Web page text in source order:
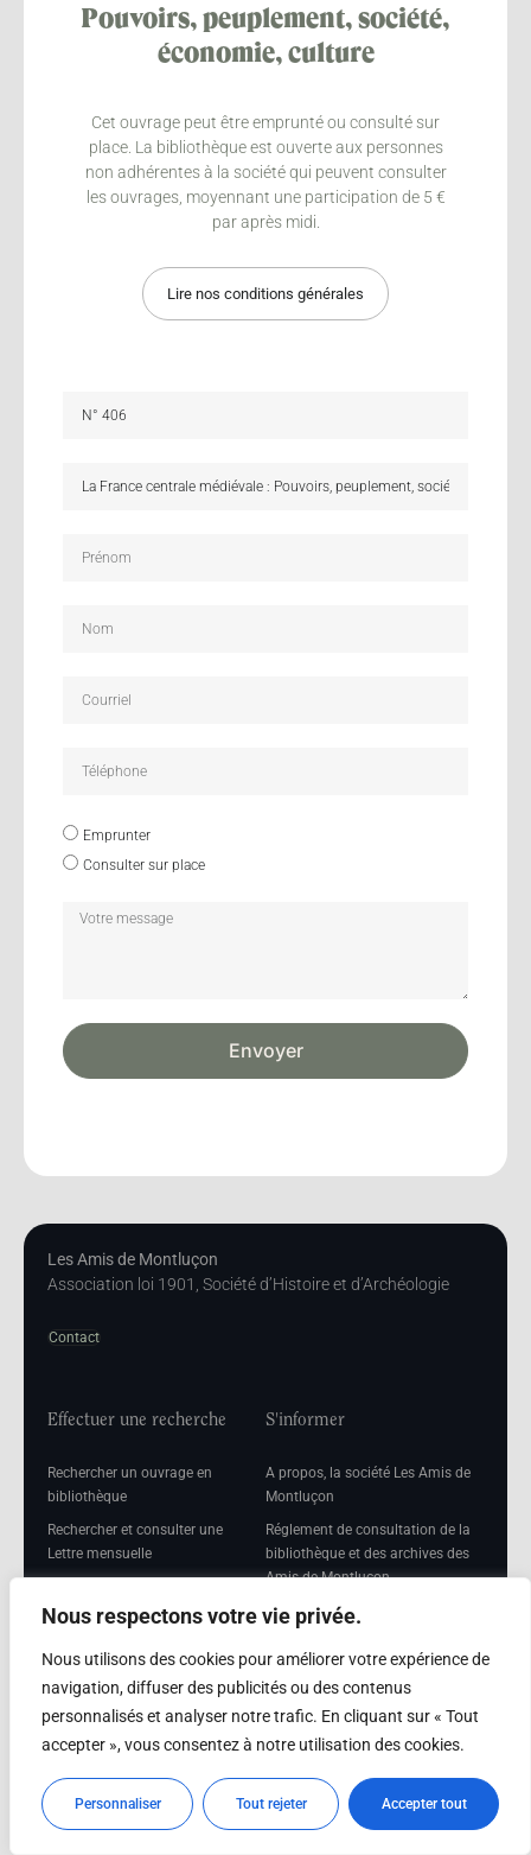
Nous respectons votre vie privée.
Nous utilisons des cookies pour améliorer votre expérience de
navigation, diffuser des publicités ou des contenus
personnalisés et analyser notre trafic. En cliquant sur « Tout
accepter », vous consentez à notre utilisation des cookies.
Personnaliser Tout rejeter Accepter tout
Pouvoirs, peuplement, société,
économie, culture
Cet ouvrage peut être emprunté ou consulté sur
place. La bibliothèque est ouverte aux personnes
non adhérentes à la société qui peuvent consulter
les ouvrages, moyennant une participation de 5 €
par après midi.
Lire nos conditions générales
Emprunter
Consulter sur place
Envoyer
Les Amis de Montluçon
Association loi 1901, Société d’Histoire et d’Archéologie
Contact
Effectuer une recherche
Rechercher un ouvrage en
bibliothèque
Rechercher et consulter une
Lettre mensuelle
mensuelle
S'informer
A propos, la société Les Amis de
Montluçon
Réglement de consultation de la
bibliothèque et des archives des
Amis de Montluçon
Mentions légales
Adhérer